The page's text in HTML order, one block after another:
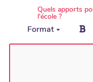
Quels apports
l'école ?
Format